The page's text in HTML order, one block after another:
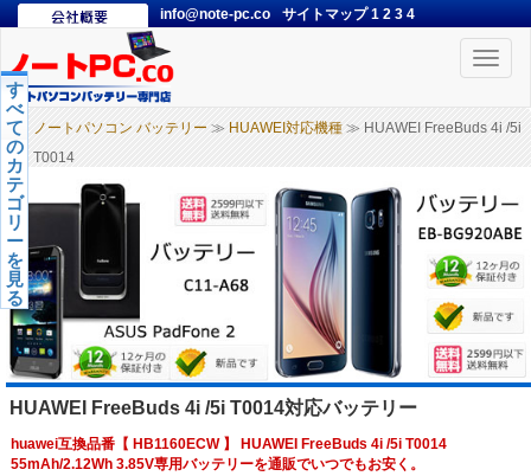
info@note-pc.co サイトマップ1 2 3 4
Toggle
ノートパソコン バッテリー ≫ HUAWEI対応機種 ≫ HUAWEI FreeBuds 4i /5i
T0014
す
べ
て
の
カ
テ
ゴ
リ
ー
を
見
る
HUAWEI FreeBuds 4i /5i T0014対応バッテリー
huawei互換品番【 HB1160ECW】 HUAWEI FreeBuds 4i /5i T0014
55mAh/2.12Wh 3.85V専用バッテリーを通販でいつでもお安く。